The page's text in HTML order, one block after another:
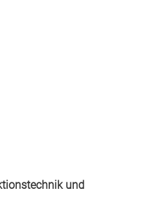
und